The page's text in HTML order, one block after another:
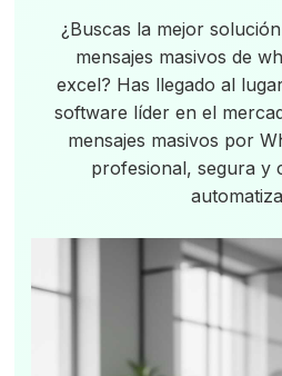
¿Buscas la mejor
mensajes masivos de
excel? Has llegado al
software líder en el
mensajes masivos por
profesional, segura y